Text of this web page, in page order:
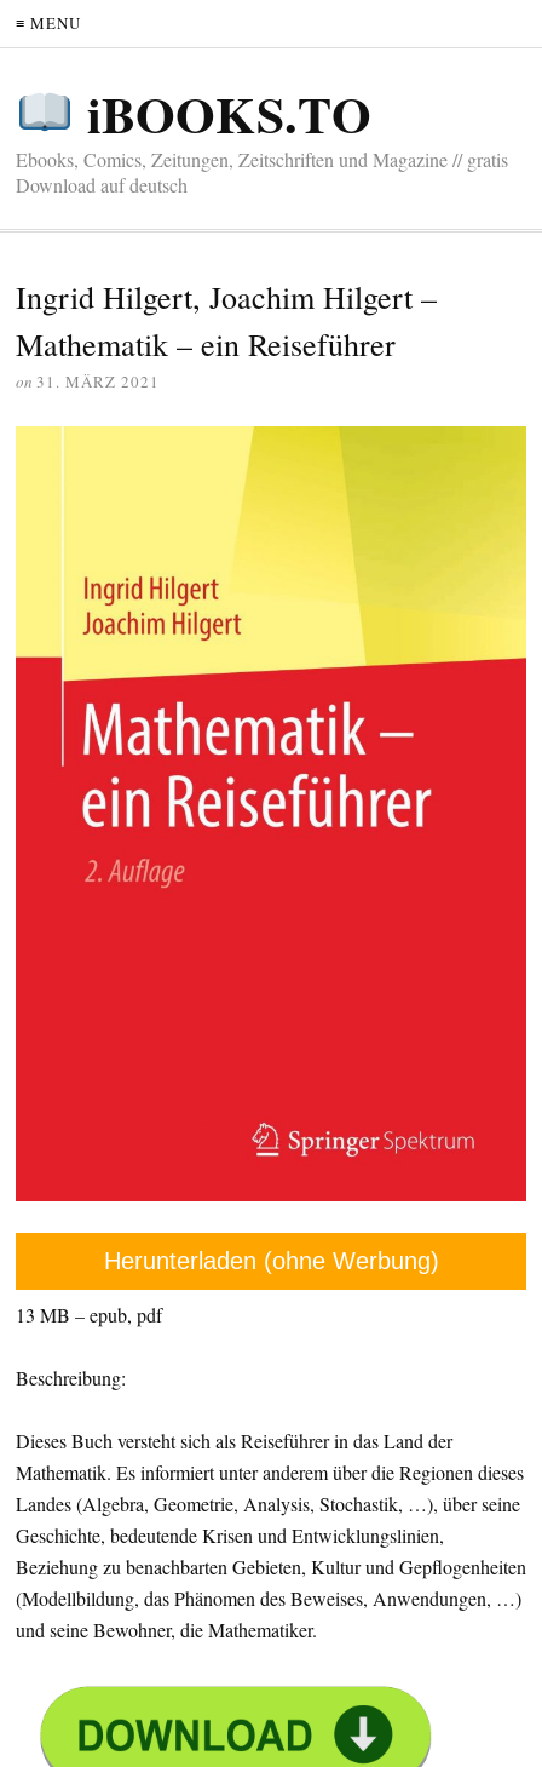
≡ MENU
iBOOKS.TO
Ebooks, Comics, Zeitungen, Zeitschriften und Magazine // gratis
Download auf deutsch
Ingrid Hilgert, Joachim Hilgert –
Mathematik – ein Reiseführer
on 31. MÄRZ 2021
Herunterladen (ohne Werbung)
13 MB – epub, pdf
Beschreibung:
Dieses Buch versteht sich als Reiseführer in das Land der
Mathematik. Es informiert unter anderem über die Regionen dieses
Landes (Algebra, Geometrie, Analysis, Stochastik, …), über seine
Geschichte, bedeutende Krisen und Entwicklungslinien,
Beziehung zu benachbarten Gebieten, Kultur und Gepflogenheiten
(Modellbildung, das Phänomen des Beweises, Anwendungen, …)
und seine Bewohner, die Mathematiker.